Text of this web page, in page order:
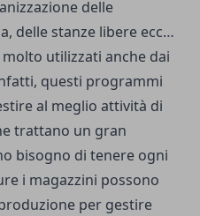
delle
delle stanze libere ecc…
utilizzati anche dai
questi programmi
al meglio attività di
trattano un gran
bisogno di tenere ogni
i magazzini possono
per gestire